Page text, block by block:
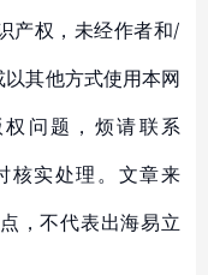
产权，未经作者和/
其他方式使用本网
问题，烦请联系
核实处理。文章来
，不代表出海易立